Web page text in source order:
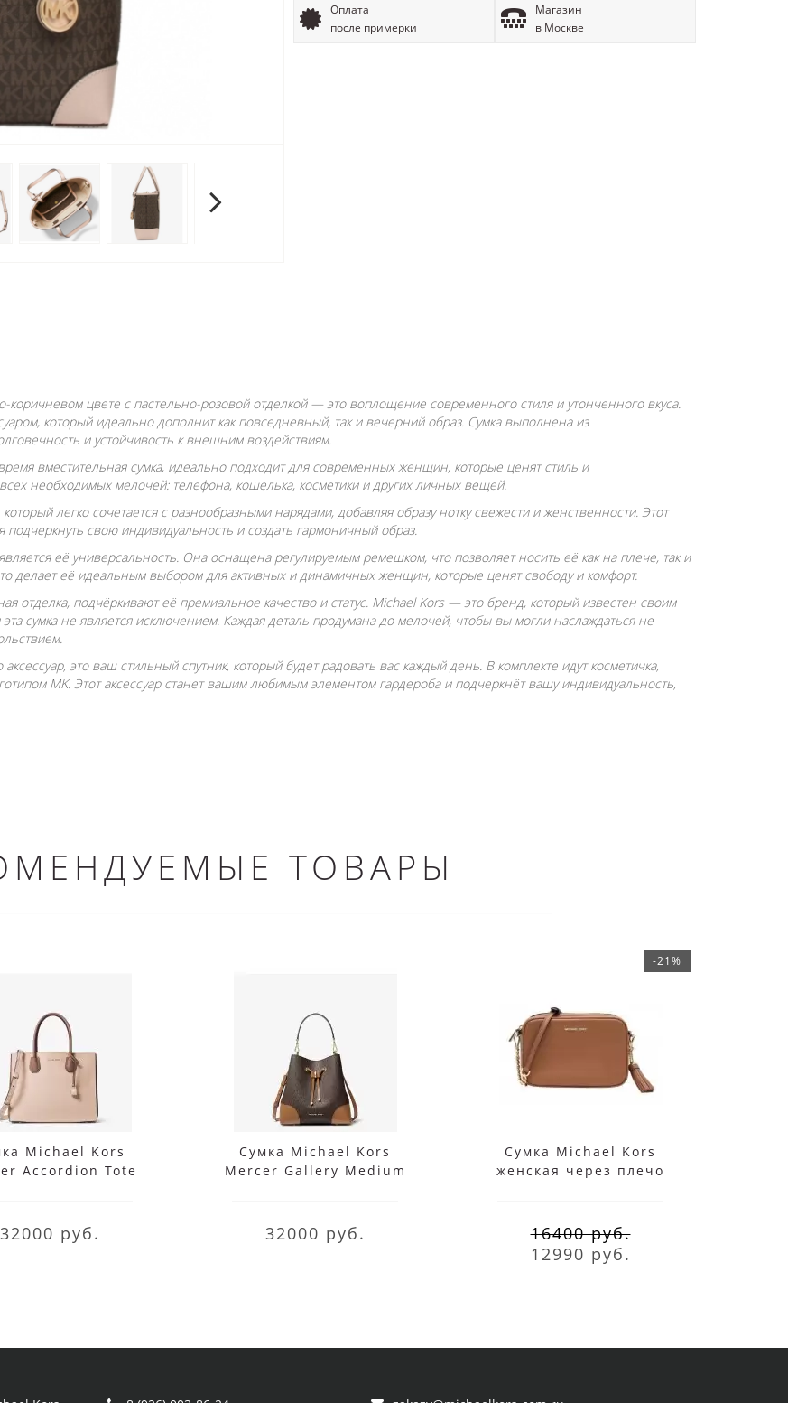
Оплата
после примерки
Магазин
в Москве
коричневом цвете с пастельно-розовой отделкой — это воплощение современного стиля и утонченного вкуса.
который идеально дополнит как повседневный, так и вечерний образ. Сумка выполнена из
и устойчивость к внешним воздействиям.
вместительная сумка, идеально подходит для современных женщин, которые ценят стиль и
необходимых мелочей: телефона, кошелька, косметики и других личных вещей.
легко сочетается с разнообразными нарядами, добавляя образу нотку свежести и женственности. Этот
свою индивидуальность и создать гармоничный образ.
её универсальность. Она оснащена регулируемым ремешком, что позволяет носить её как на плече, так и
делает её идеальным выбором для активных и динамичных женщин, которые ценят свободу и комфорт.
отделка, подчёркивают её премиальное качество и статус. Michael Kors — это бренд, который известен своим
сумка не является исключением. Каждая деталь продумана до мелочей, чтобы вы могли наслаждаться не
это ваш стильный спутник, который будет радовать вас каждый день. В комплекте идут косметичка,
MK. Этот аксессуар станет вашим любимым элементом гардероба и подчеркнёт вашу индивидуальность,
ТОВАРЫ
Michael Kors
Accordion Tote
32000 руб.
Сумка Michael Kors
Mercer Gallery Medium
32000 руб.
-21%
Сумка Michael Kors
женская через плечо
16400 руб.
12990 руб.